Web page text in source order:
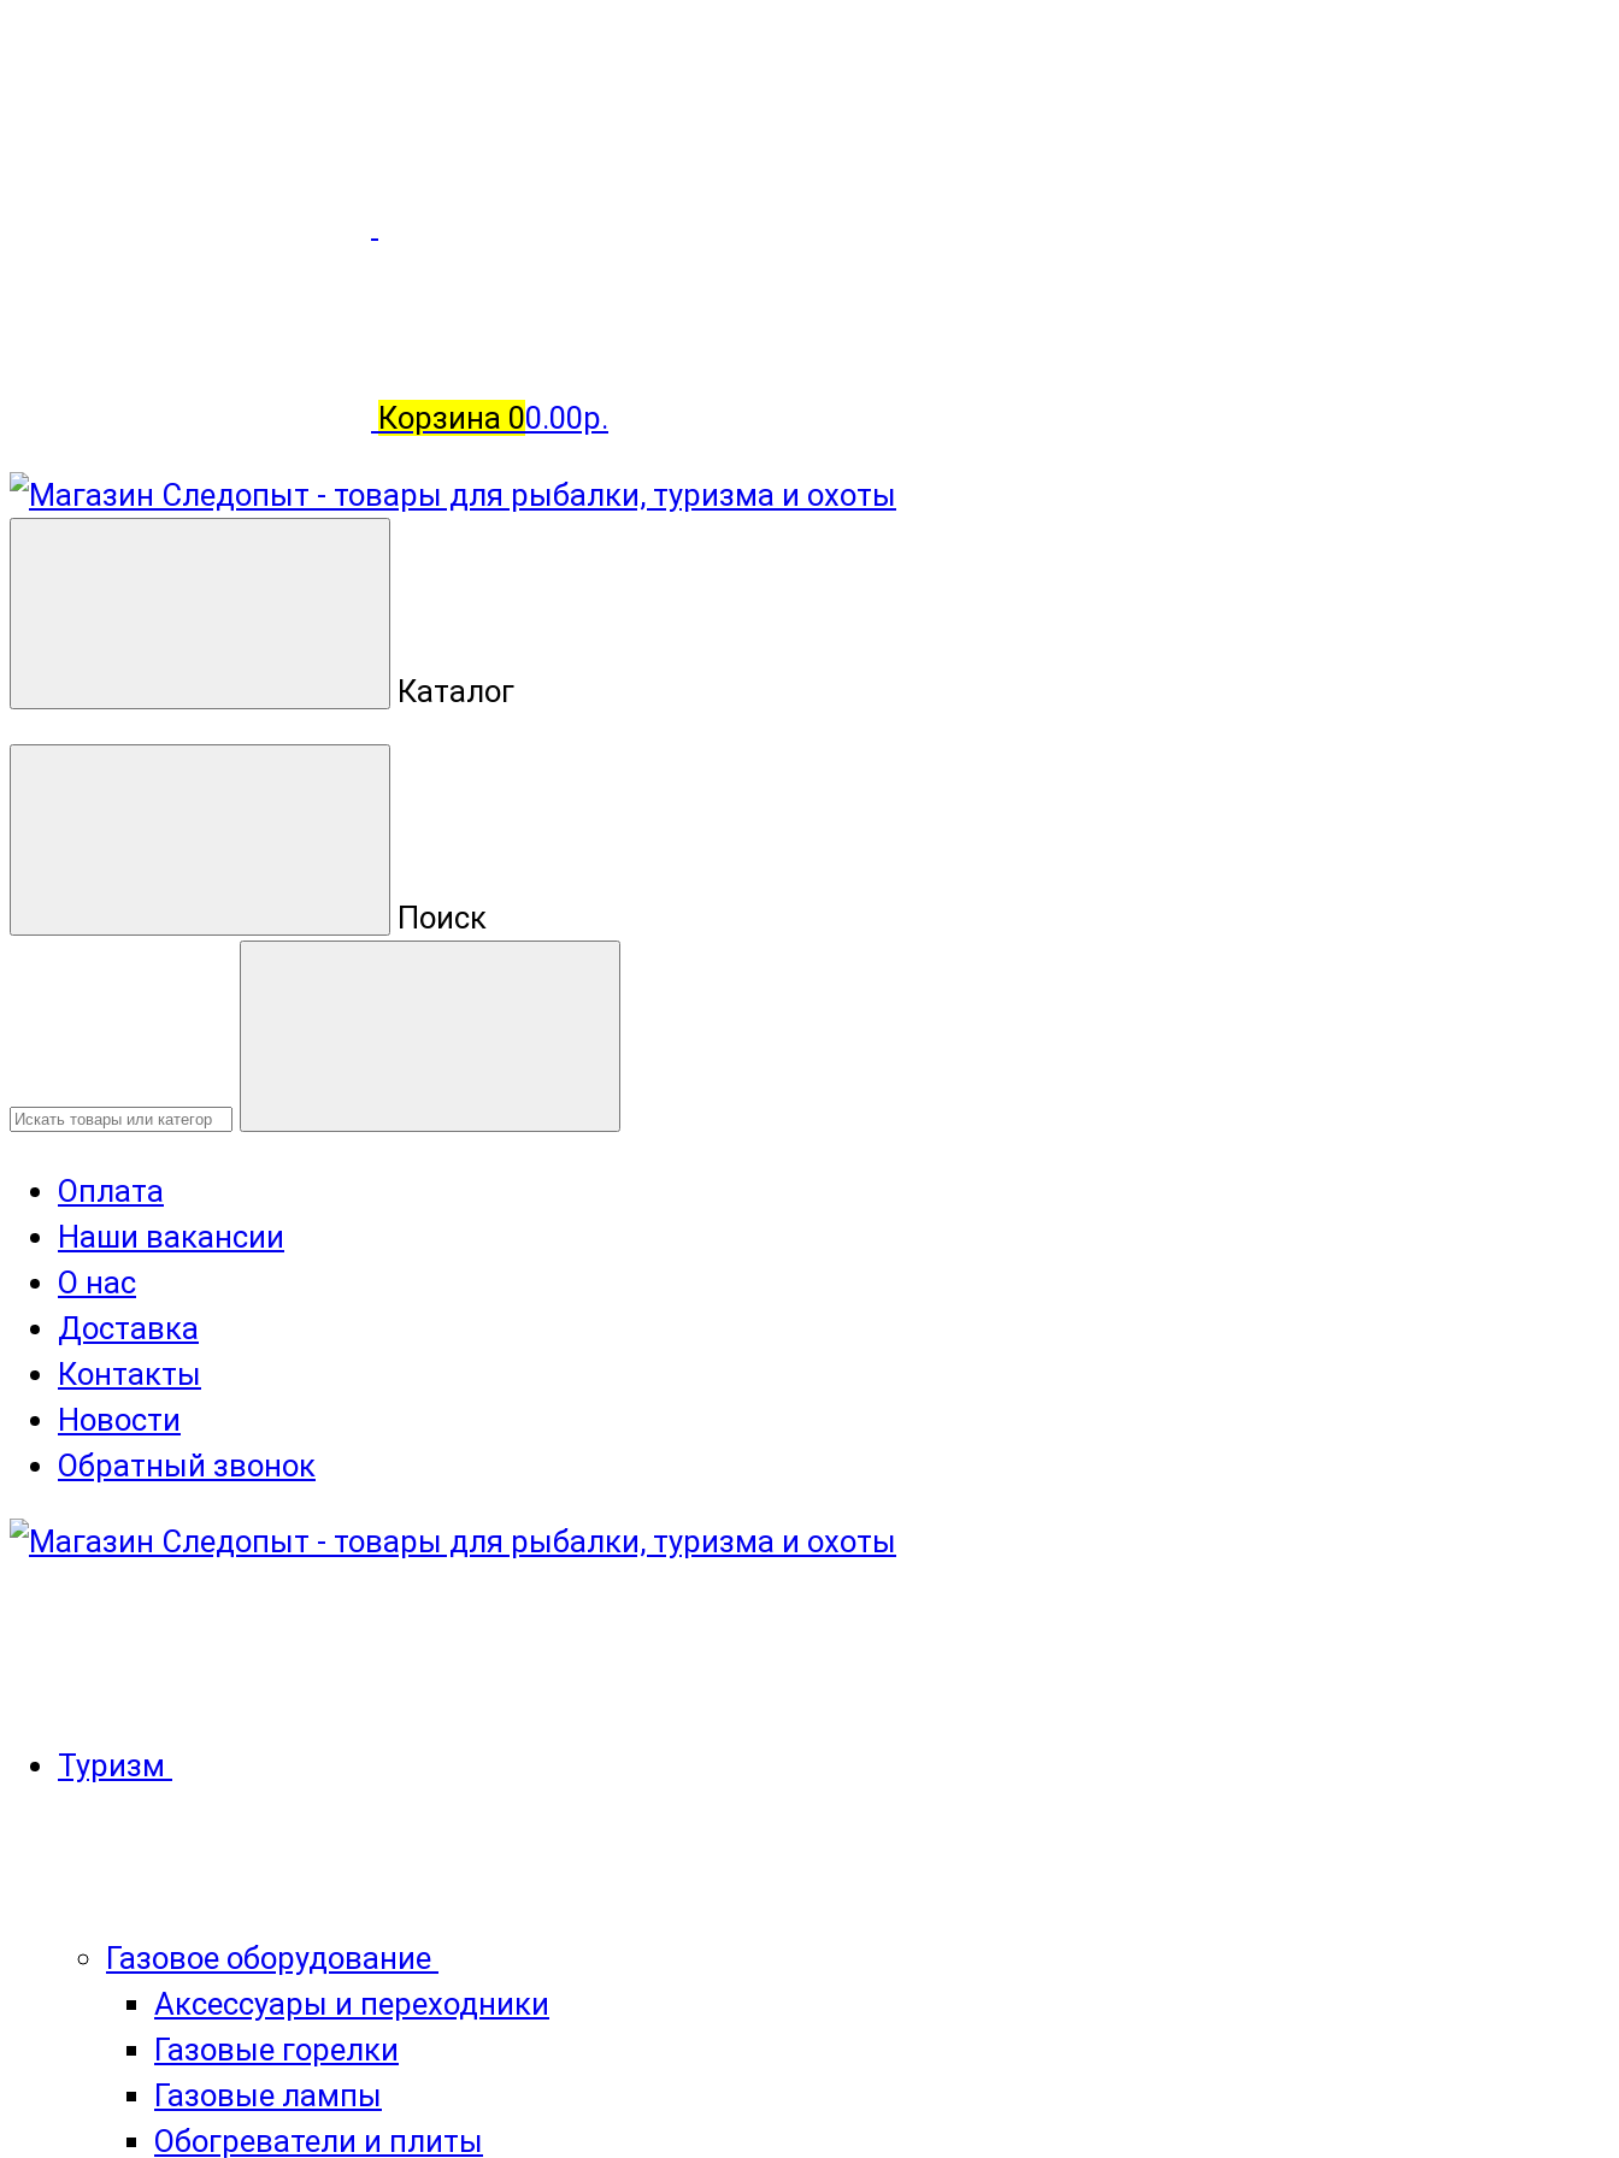
Корзина 00.00р.
Каталог
Поиск
Оплата
Наши вакансии
О нас
Доставка
Контакты
Новости
Обратный звонок
Туризм
Газовое оборудование
Аксессуары и переходники
Газовые горелки
Газовые лампы
Обогреватели и плиты